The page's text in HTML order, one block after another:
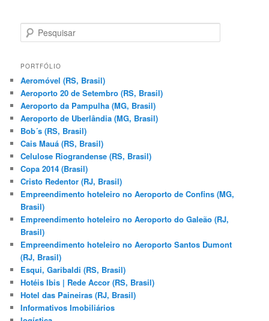
e
q
i
s
a
r
PORTFÓLIO
Aeromóvel (RS, Brasil)
Aeroporto 20 de Setembro (RS, Brasil)
Aeroporto da Pampulha (MG, Brasil)
Aeroporto de Uberlândia (MG, Brasil)
Bob´s (RS, Brasil)
Cais Mauá (RS, Brasil)
Celulose Riograndense (RS, Brasil)
Copa 2014 (Brasil)
Cristo Redentor (RJ, Brasil)
Empreendimento hoteleiro no Aeroporto de Confins (MG,
Brasil)
Empreendimento hoteleiro no Aeroporto do Galeão (RJ,
Brasil)
Empreendimento hoteleiro no Aeroporto Santos Dumont
(RJ, Brasil)
Esqui, Garibaldi (RS, Brasil)
Hotéis Ibis | Rede Accor (RS, Brasil)
Hotel das Paineiras (RJ, Brasil)
Informativos Imobiliários